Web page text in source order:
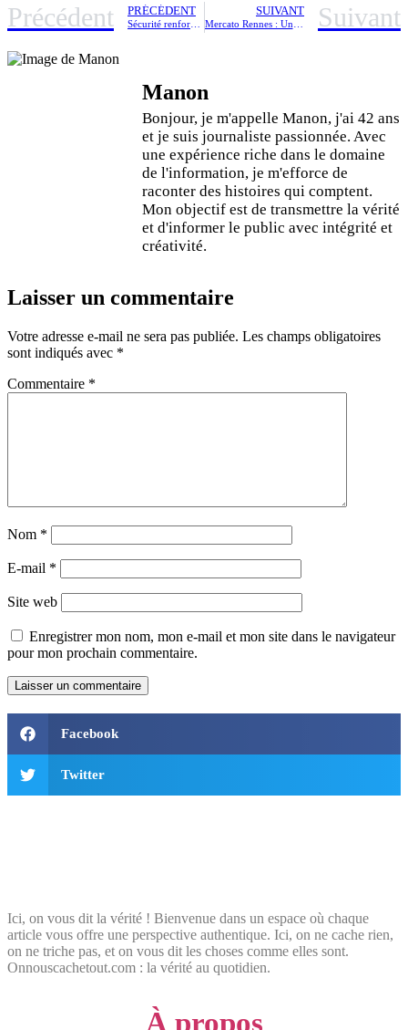
Précédent PRÉCÉDENT SUIVANT Suivant
Manon
Bonjour, je m'appelle Manon, j'ai 42 ans
et je suis journaliste passionnée. Avec
une expérience riche dans le domaine
de l'information, je m'efforce de
raconter des histoires qui comptent.
Mon objectif est de transmettre la vérité
et d'informer le public avec intégrité et
créativité.
Laisser un commentaire
Votre adresse e-mail ne sera pas publiée. Les champs obligatoires
sont indiqués avec *
Commentaire *
Nom *
E-mail *
Site web
Enregistrer mon nom, mon e-mail et mon site dans le navigateur
pour mon prochain commentaire.
Facebook
Twitter
Ici, on vous dit la vérité ! Bienvenue dans un espace où chaque
article vous offre une perspective authentique. Ici, on ne cache rien,
on ne triche pas, et on vous dit les choses comme elles sont.
Onnouscachetout.com : la vérité au quotidien.
À propos